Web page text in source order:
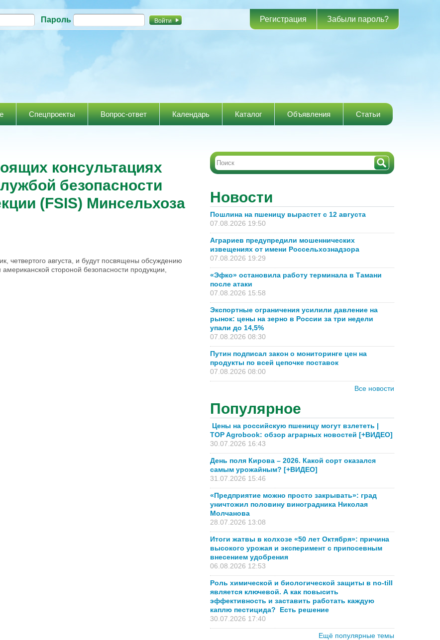
Перейти к
содержанию
Пароль Регистрация Забыли пароль?
Спецпроекты Вопрос-ответ Календарь Каталог Объявления Статьи
консультациях
безопасности
(FSIS) Минсельхоза
четвертого августа, и будут посвящены обсуждению
стороной безопасности продукции,
Новости
Пошлина на пшеницу вырастет с 12 августа
07.08.2026 19:50
Аграриев предупредили мошеннических
извещениях от имени Россельхознадзора
07.08.2026 19:29
«Эфко» остановила работу терминала в Тамани
после атаки
07.08.2026 15:58
Экспортные ограничения усилили давление на
рынок: цены на зерно в России за три недели
упали до 14,5%
07.08.2026 08:30
Путин подписал закон о мониторинге цен на
продукты по всей цепочке поставок
07.08.2026 08:00
Все новости
Популярное
Цены на российскую пшеницу могут взлететь |
TOP Agrobook: обзор аграрных новостей [+ВИДЕО]
30.07.2026 16:43
День поля Кирова – 2026. Какой сорт оказался
самым урожайным? [+ВИДЕО]
31.07.2026 15:46
«Предприятие можно просто закрывать»: град
уничтожил половину виноградника Николая
Молчанова
28.07.2026 13:08
Итоги жатвы в колхозе «50 лет Октября»: причина
высокого урожая и эксперимент с припосевным
внесением удобрения
06.08.2026 12:53
Роль химической и биологической защиты в no-till
является ключевой. А как повысить
эффективность и заставить работать каждую
каплю пестицида? Есть решение
30.07.2026 17:40
Ещё популярные темы